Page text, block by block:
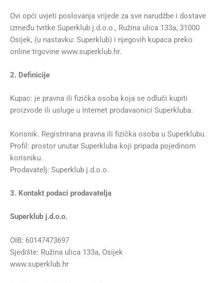
Ovi opći uvjeti poslovanja vrijede za sve narudžbe i dostave
između tvrtke Superklub j.d.o.o., Ružina ulica 133a, 31000
Osijek, (u nastavku: Superklub) i njegovih kupaca preko
online trgovine www.superklub.hr.
2. Definicije
Kupac: je pravna ili fizička osoba koja se odluči kupiti
proizvode ili usluge u Internet prodavaonici Superkluba.
Korisnik. Registrirana pravna ili fizička osoba u Superklubu.
Profil: prostor unutar Superkluba koji pripada pojedinom
korisniku.
Prodavatelj: Superklub j.d.o.o.
3. Kontakt podaci prodavatelja
Superklub j.d.o.o.
OIB: 60147473697
Sjedište: Ružina ulica 133a, Osijek
www.superklub.hr